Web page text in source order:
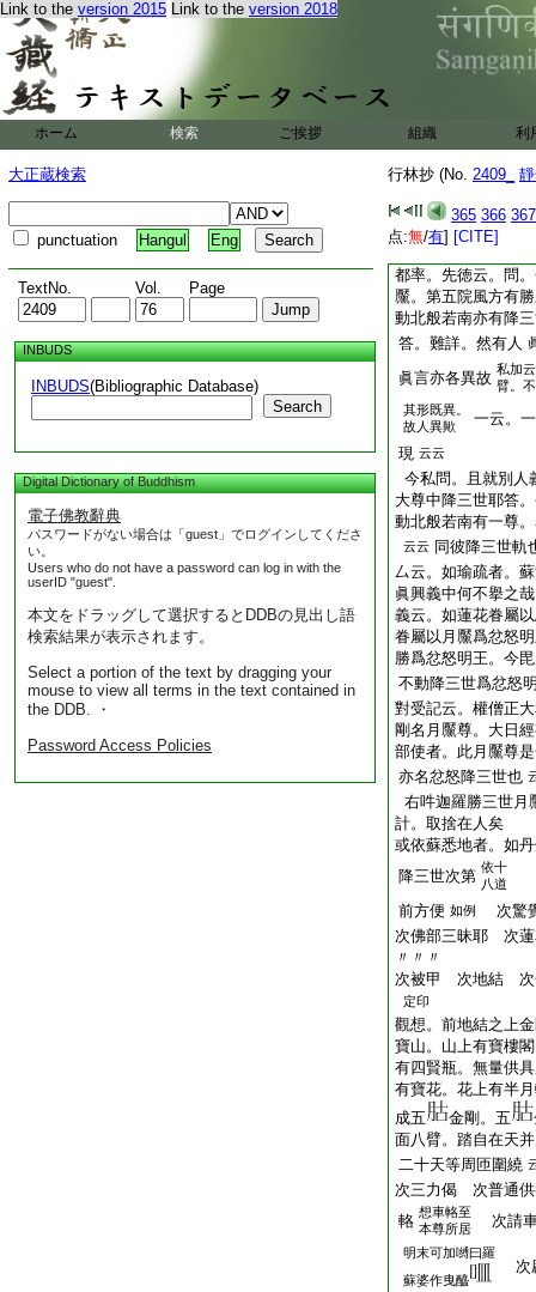
Link to the version 2015 Link to the version 2018
ホーム 検索 ご挨拶 組織 利
大正蔵検索
punctuation Hangul Eng
TextNo. Vol. Page
INBUDS
INBUDS(Bibliographic Database)
Search
Digital Dictionary of Buddhism
電子佛教辭典
パスワードがない場合は「guest」でログインしてくださ
い。
Users who do not have a password can log in with the
userID "guest".
本文をドラッグして選択するとDDBの見出し語
検索結果が表示されます。
Select a portion of the text by dragging your
mouse to view all terms in the text contained in
the DDB. ・
Password Access Policies
行林抄 (No. 2409_
365 366 367
点:無/有] [CITE]
尊。三目四牙現。
剛寶瓔珞。攝護衆
千手操持衆器械
義云。次於執金剛
又云。金剛月黶忿
而生故以爲名。豪
黶也
少屈。不相捻著。
眞言。頡唎 二合。
都率。先徳云。問
黶。第五院風方有
動北般若南亦有降
答。難詳。然有人
眞言亦各異故 私加
臂。
其形既異。
故人異歟
一云。
現 云云
今私問。且就別人
大尊中降三世耶答
動北般若南有一尊
云云 同彼降三世軌
厶云。如瑜疏者。
眞興義中何不擧之哉
義云。如蓮花眷屬
眷屬以月黶爲忿怒
勝爲忿怒明王。今
不動降三世爲忿怒
對受記云。權僧正
剛名月黶尊。大日
部使者。此月黶尊
亦名忿怒降三世也
右吽迦羅勝三世月
計。取捨在人矣
或依蘇悉地者。如
降三世次第 依十
八道
前方便 如例
次驚
次佛部三昧耶 次
〃〃〃
次被甲 次地結 次
定印
觀想。前地結之上
寶山。山上有寶樓
有四賢瓶。無量供
有寶花。花上有半
成五
金剛。五
面八臂。踏自在天
二十天等周匝圍繞
次三力偈 次普通
輅 想車輅至
本尊所居
次請
明末可加嚩曰羅
蘇婆作曳醯
次